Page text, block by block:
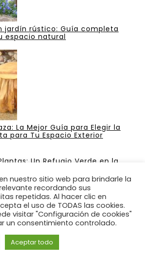
jardín rústico: Guía completa
espacio natural
La Mejor Guía para Elegir la
para Tu Espacio Exterior
Un Refugio Verde en la
un jardín para su casa.
EN FACEBOOK.
nuestro sitio web para brindarle la
recordando sus
repetidas. Al hacer clic en
el uso de TODAS las cookies.
visitar "Configuración de cookies"
un consentimiento controlado.
Aceptar todo